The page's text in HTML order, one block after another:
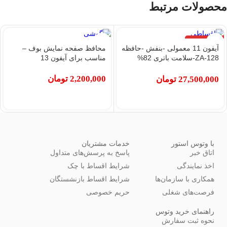
محصولات مرتبط
آیفون 11 معمولی -بنفش -حافظه
128-ZA-سلامت باتری 82%
27,500,000 تومان
محافظ صفحه نمایش بوف –
مناسب برای آیفون 13
2,200,000 تومان
با وتوس استور
اتاق خبر
اخذ نمایندگی
همکاری با سازمان‌ها
فرصت‌های شغلی
خدمات مشتریان
پاسخ به پرسش‌های متداول
شرایط اقساط با چک
شرایط اقساط بازنشستگان
حریم خصوصی
راهنمای خرید وتوس
نحوه ثبت سفارش